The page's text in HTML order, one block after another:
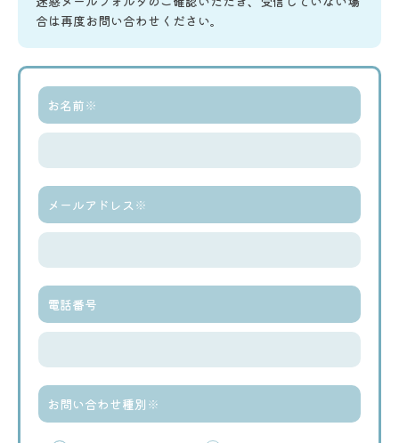
合は再度お問い合わせください。
お名前※
メールアドレス※
電話番号
お問い合わせ種別※